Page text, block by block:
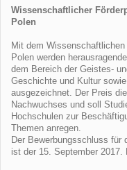
Wissenschaftlicher
Polen
Mit dem
Polen werden
dem Bereich der Geistes-
Geschichte und Kultur
ausgezeichnet. Der Preis
Nachwuchses und soll
Hochschulen zur
Themen anregen.
Der Bewerbungsschluss für
ist der 15. September 2017.